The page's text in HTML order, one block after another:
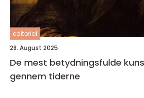
editorial
28. August 2025
De mest betydningsfulde
gennem tiderne